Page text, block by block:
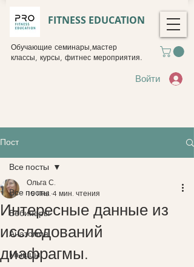
FITNESS EDUCATION
Обучающие семинары,мастер
классы, курсы, фитнес мероприятия.
Войти
Пост
Все посты
Вебинары
Анатомия
Мышцы
Все посты
Интересные данные из
исследований
диафрагмы.
Ольга С.
15 янв. 4 мин. чтения